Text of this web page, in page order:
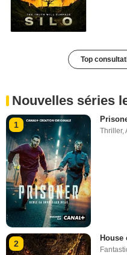
Top
Nouvelles séries
1
Thriller,
2
House